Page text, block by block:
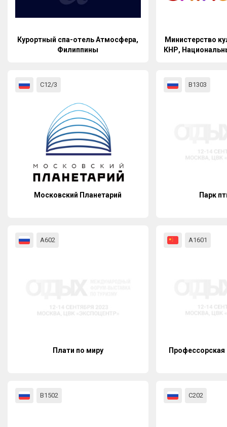
Курортный спа-отель Атмосфера,
Филиппины
Министерство
КНР,
С12/3
Московский Планетарий
B1303
Парк
А602
Плати по миру
А1601
В1502 С202